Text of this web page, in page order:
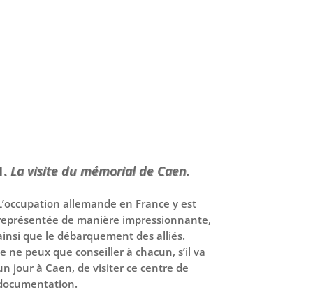
La visite du mémorial de Caen.
allemande en France y est
de manière impressionnante,
que le débarquement des alliés.
ne peux que conseiller à chacun, s’il va
jour à Caen, de visiter ce centre de